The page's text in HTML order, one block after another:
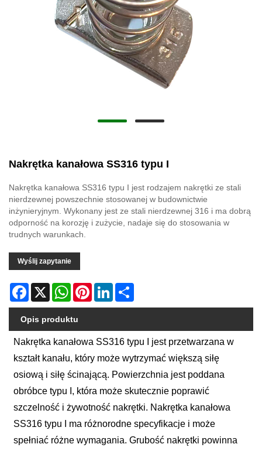
Nakrętka kanałowa SS316 typu I
Nakrętka kanałowa SS316 typu I jest rodzajem nakrętki ze stali
nierdzewnej powszechnie stosowanej w budownictwie
inżynieryjnym. Wykonany jest ze stali nierdzewnej 316 i ma dobrą
odporność na korozję i zużycie, nadaje się do stosowania w
trudnych warunkach.
Wyślij zapytanie
Facebook
X WhatsAppPinterestLinkedIn
Opis produktu
Nakrętka kanałowa SS316 typu I jest przetwarzana w
kształt kanału, który może wytrzymać większą siłę
osiową i siłę ścinającą. Powierzchnia jest poddana
obróbce typu I, która może skutecznie poprawić
szczelność i żywotność nakrętki. Nakrętka kanałowa
SS316 typu I ma różnorodne specyfikacje i może
spełniać różne wymagania. Grubość nakrętki powinna